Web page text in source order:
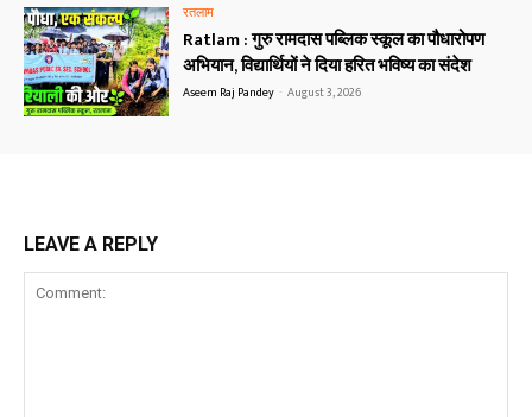
रतलाम
Ratlam : गुरु रामदास पब्लिक स्कूल का पौधारोपण
अभियान, विद्यार्थियों ने दिया हरित भविष्य का संदेश
Aseem Raj Pandey - August 3, 2026
LEAVE A REPLY